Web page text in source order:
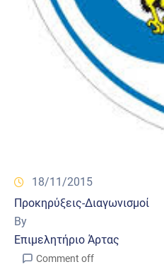
18/11/2015
Προκηρύξεις-Διαγωνισμοί
By
Επιμελητήριο Άρτας
Comment off